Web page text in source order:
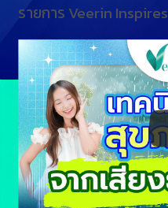
รายการ Veerin Inspires